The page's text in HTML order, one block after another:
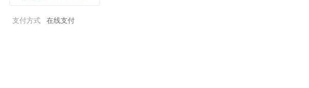
支付方式 在线支付